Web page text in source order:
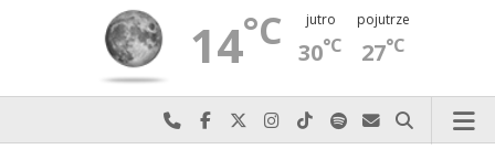
14°C jutro
30°C
pojutrze
27°C
Najlepiej po prostu do nas zadzwoń
Odwiedź nas na Facebook-u
Odwiedź nas na X
Odwiedź nas na Instagram-ie
Odwiedź nas na TikTok-u
Szukaj nas na Spotify
Wyślij do nas
Szukaj